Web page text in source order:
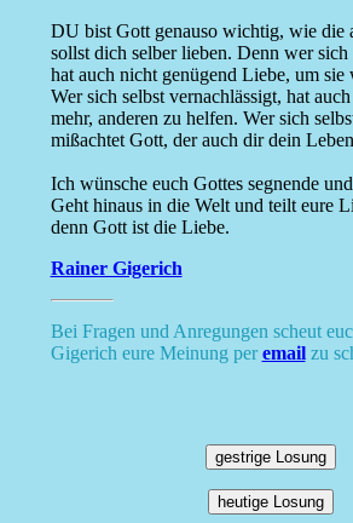
DU bist Gott genauso wichtig, wie die
sollst dich selber lieben. Denn wer
hat auch nicht genügend Liebe, um sie
Wer sich selbst vernachlässigt, hat
mehr, anderen zu helfen. Wer sich
mißachtet Gott, der auch dir dein
Ich wünsche euch Gottes segnende
Geht hinaus in die Welt und teilt eure
denn Gott ist die Liebe.
Rainer Gigerich
Bei Fragen und Anregungen scheut
Gigerich eure Meinung peremailzu
gestrige Losung
heutige Losung